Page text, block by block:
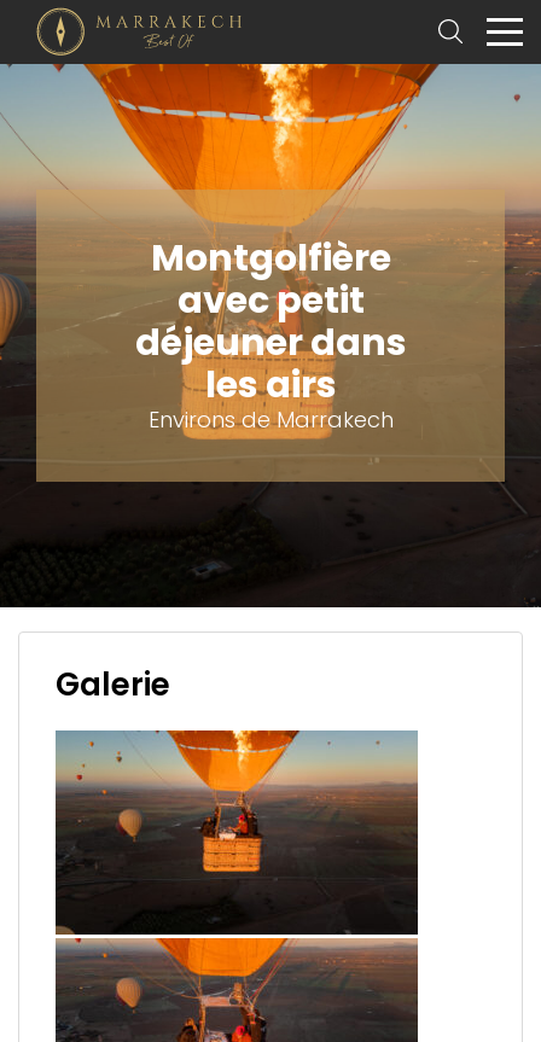
Montgolfière
avec petit
déjeuner dans
les airs
Environs de Marrakech
Galerie